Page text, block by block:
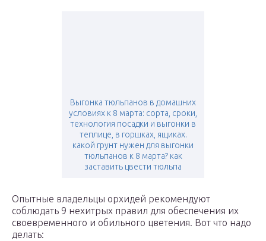
Выгонка тюльпанов в домашних
условиях к 8 марта: сорта, сроки,
технология посадки и выгонки в
теплице, в горшках, ящиках.
какой грунт нужен для выгонки
тюльпанов к 8 марта? как
заставить цвести тюльпа
Опытные владельцы орхидей рекомендуют
соблюдать 9 нехитрых правил для обеспечения их
своевременного и обильного цветения. Вот что надо
делать: